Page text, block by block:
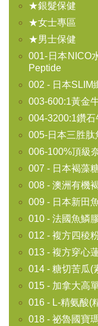
★銀髮保健
★女士專區
★男士保健
001-日本NICO
Peptide
002 - 日本SLIM
003-600:1黃金
004-3200:1鑽
005-日本三胜
006-100%頂級
007 - 日本褐藻
008 - 澳洲有機
009 - 日本新田
010 - 法國魚鱗
012 - 複方四稜
013 - 複方穿心
014 - 糖切苦瓜(
015 - 加拿大高
016 - L-精氨酸(
018 - 祕魯國寶